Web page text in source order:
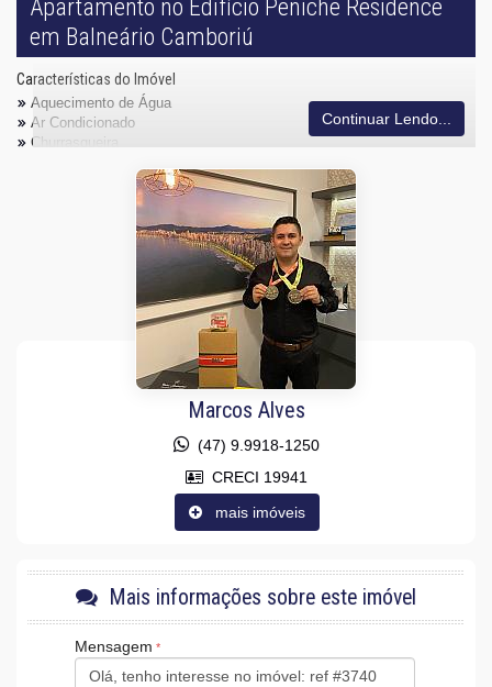
Apartamento no Edifício Peniche Residence
em Balneário Camboriú
Características do Imóvel
Aquecimento de Água
Ar Condicionado
Churrasqueira
Infra para Ar Split
Acabamento em Gesso
Vista Panorâmica
Sacada Integrada
Características do Empreendimento
Espaço Gourmet
Espaço Fitness
Medidores Individuais
Quiosque Externo
Piscina Infantil
Continuar Lendo...
Marcos Alves
(47) 9.9918-1250
CRECI 19941
mais imóveis
Mais informações sobre este imóvel
Mensagem